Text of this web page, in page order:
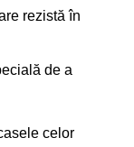
rezistă în
de a
celor